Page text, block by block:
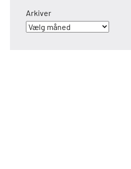
Arkiver